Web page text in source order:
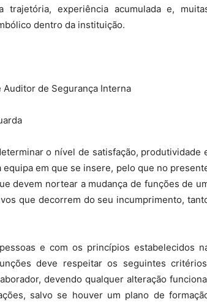
trajetória, experiência acumulada e,
dentro da instituição.
Auditor de Segurança Interna
o nível de satisfação, produtividade
em que se insere, pelo que no
devem nortear a mudança de funções de
que decorrem do seu incumprimento,
e com os princípios estabelecidos
deve respeitar os seguintes
devendo qualquer alteração
salvo se houver um plano de